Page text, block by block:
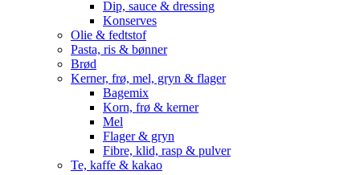
Dip, sauce & dressing
Konserves
Olie & fedtstof
Pasta, ris & bønner
Brød
Kerner, frø, mel, gryn & flager
Bagemix
Korn, frø & kerner
Mel
Flager & gryn
Fibre, klid, rasp & pulver
Te, kaffe & kakao